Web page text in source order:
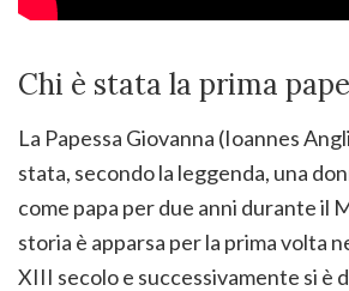
Chi è stata la prima
La Papessa Giovanna (Ioannes
stata, secondo la leggenda, una
come papa per due anni durante il
storia è apparsa per la prima volta
XIII secolo e successivamente si è